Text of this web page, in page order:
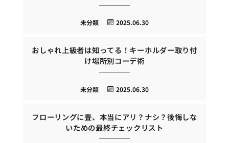
2025.06.30
未分類
おしゃれ上級者は知ってる！キーホルダー取り付
け場所別コーデ術
2025.06.30
未分類
フローリングに畳、本当にアリ？ナシ？後悔しな
いための最終チェックリスト